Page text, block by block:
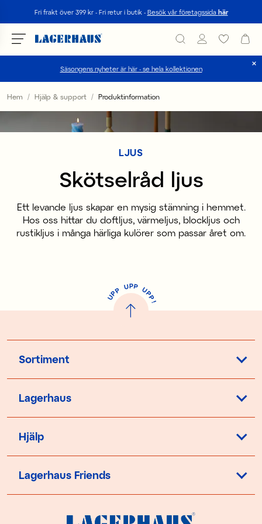
Fri frakt över 399 kr - Fri retur i butik - Besök vår företagssida här
Säsongens nyheter är här - se hela kollektionen
Välj språk / valuta
DK / EUR
Hem Hjälp & support Produktinformation
LJUS
Skötselråd ljus
Ett levande ljus skapar en mysig stämning i hemmet.
Hos oss hittar du doftljus, värmeljus, blockljus och
rustikljus i många härliga kulörer som passar året om.
U
P
P UPP UP
P
!
Sortiment
Lagerhaus
Hjälp
Lagerhaus Friends